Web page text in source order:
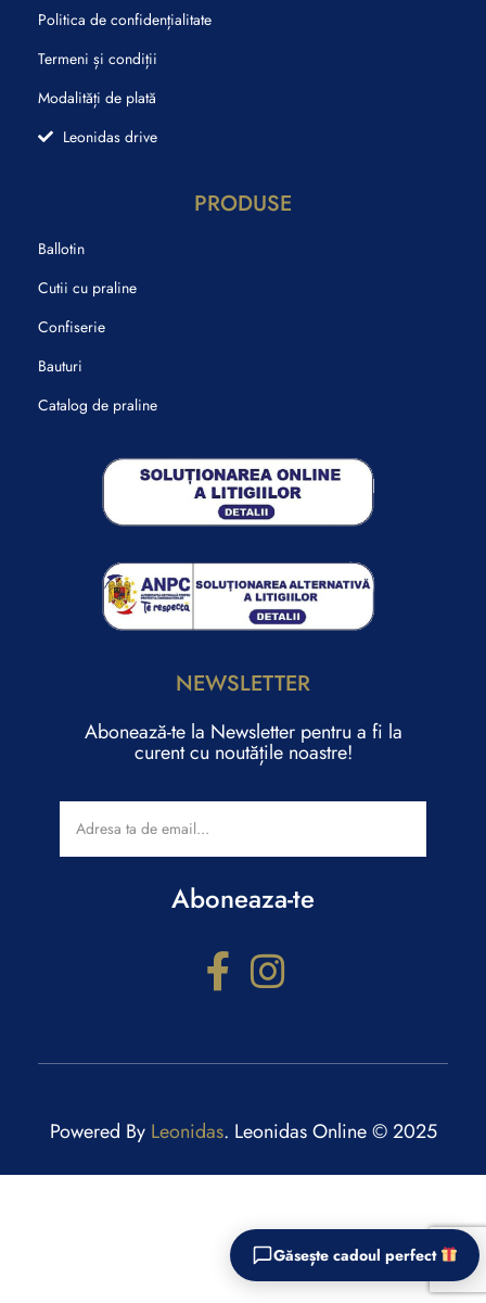
Politica de confidențialitate
Termeni și condiții
Modalități de plată
Leonidas drive
PRODUSE
Ballotin
Cutii cu praline
Confiserie
Bauturi
Catalog de praline
NEWSLETTER
Abonează-te la Newsletter pentru a fi la
curent cu noutățile noastre!
Aboneaza-te
Powered By Leonidas. Leonidas Online © 2025
Răspunde la câteva întrebări și primești recomandări
personalizate.
Găsește cadoul perfect